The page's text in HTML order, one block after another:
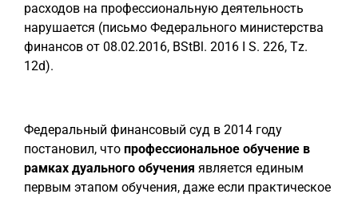
расходов на профессиональную деятельность
нарушается (письмо Федерального министерства
финансов от 08.02.2016, BStBl. 2016 I S. 226, Tz.
12d).
Федеральный финансовый суд в 2014 году
постановил, что профессиональное обучение в
рамках дуального обучения является единым
первым этапом обучения, даже если практическое